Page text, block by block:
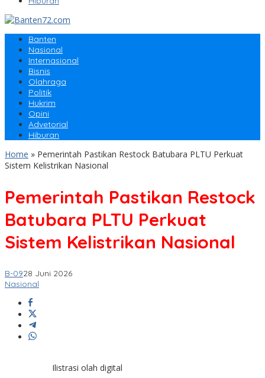
Banten
Nasional
Internasional
Bisnis
Olahraga
Politik
Hukrim
Opini
Advetorial
Hiburan
Home » Pemerintah Pastikan Restock Batubara PLTU Perkuat
Sistem Kelistrikan Nasional
Pemerintah Pastikan Restock
Batubara PLTU Perkuat
Sistem Kelistrikan Nasional
B-0928 Juni 2026
Nasional
Ilistrasi olah digital